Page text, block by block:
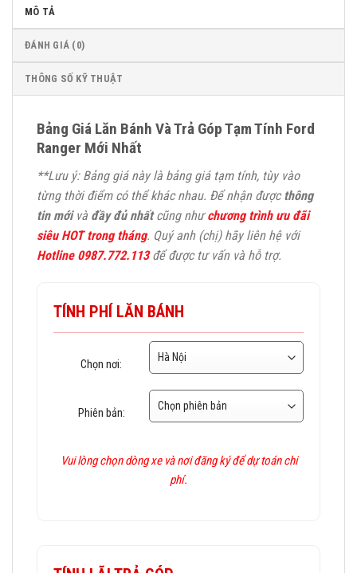
MÔ TẢ
ĐÁNH GIÁ (0)
THÔNG SỐ KỸ THUẬT
Bảng Giá Lăn Bánh Và Trả Góp Tạm Tính Ford
Ranger Mới Nhất
**Lưu ý: Bảng giá này là bảng giá tạm tính, tùy vào
từng thời điểm có thể khác nhau. Để nhận đượcthông
tin mớivà đầy đủ nhấtcũng nhưchương trình ưu đãi
siêu HOT trong tháng. Quý anh (chị) hãy liên hệ với
Hotline 0987.772.113để được tư vấn và hỗ trợ.
TÍNH PHÍ LĂN BÁNH
Chọn nơi:
Phiên bản:
Vui lòng chọn dòng xe và nơi đăng ký để dự toán chi
phí.